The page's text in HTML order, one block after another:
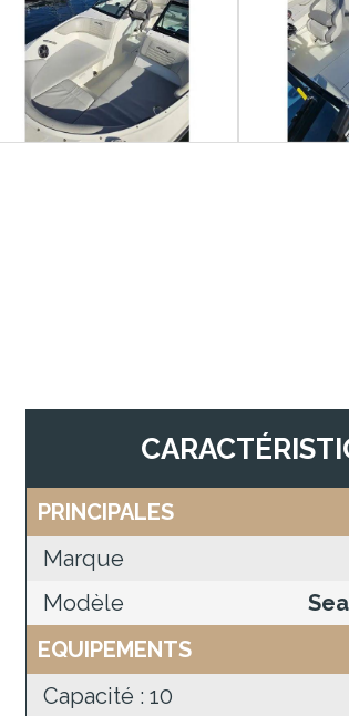
PRINCIPALES
Marque
Modèle
EQUIPEMENTS
Capacité : 10